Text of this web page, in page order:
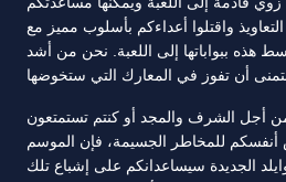
واقتلوا أعداءكم بأسلوب مميز مع
هذه ببواباتها إلى اللعبة. نحن من أشد
أجل الشرف والمجد أو كنتم تستمتعون
أنفسكم للمخاطر الجسيمة، فإن الموسم
وايلد الجديدة سيساعدانكم على إشباع تلك